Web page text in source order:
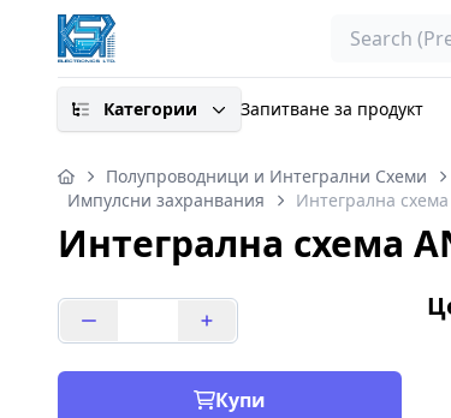
Search
Категории Запитване за продукт
Полупроводници и Интегрални Схеми
Импулсни захранвания
Интегрална
Интегрална схема
Купи